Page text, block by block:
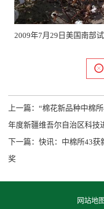
2009年7月29日美国南部
上一篇： “棉花新品种中棉
年度新疆维吾尔自治区科技
下一篇： 快讯：中棉所43获
奖
网站地